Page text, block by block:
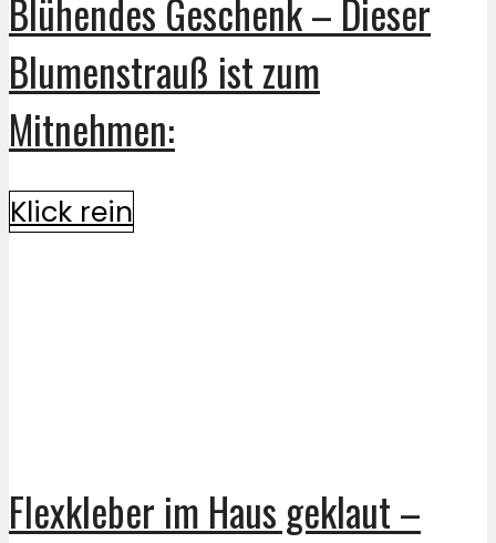
Blühendes Geschenk – Dieser
Blumenstrauß ist zum
Mitnehmen:
Klick rein
Flexkleber im Haus geklaut –